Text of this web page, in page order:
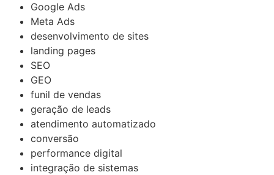
Google Ads
Meta Ads
desenvolvimento de sites
landing pages
SEO
GEO
funil de vendas
geração de leads
atendimento automatizado
conversão
performance digital
integração de sistemas